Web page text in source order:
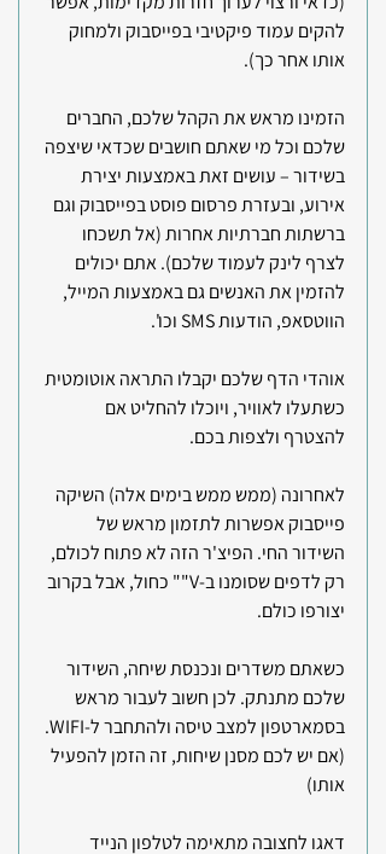
להקים עמוד פיקטיבי בפייסבוק ולמחוק
אותו אחר כך).
הזמינו מראש את הקהל שלכם, החברים
שלכם וכל מי שאתם חושבים שכדאי שיצפה
בשידור – עושים זאת באמצעות יצירת
אירוע, ובעזרת פרסום פוסט בפייסבוק וגם
ברשתות חברתיות אחרות (אל תשכחו
לצרף לינק לעמוד שלכם). אתם יכולים
להזמין את האנשים גם באמצעות המייל,
הווטסאפ, הודעות SMS וכו'.
אוהדי הדף שלכם יקבלו התראה אוטומטית
כשתעלו לאוויר, ויוכלו להחליט אם
להצטרף ולצפות בכם.
לאחרונה (ממש ממש בימים אלה) השיקה
פייסבוק אפשרות לתזמון מראש של
השידור החי. הפיצ'ר הזה לא פתוח לכולם,
רק לדפים שסומנו ב-V"" כחול, אבל בקרוב
יצורפו כולם.
כשאתם משדרים ונכנסת שיחה, השידור
שלכם מתנתק. לכן חשוב לעבור מראש
בסמארטפון למצב טיסה ולהתחבר ל-WIFI.
(אם יש לכם מסנן שיחות, זה הזמן להפעיל
אותו)
דאגו לחצובה מתאימה לטלפון הנייד